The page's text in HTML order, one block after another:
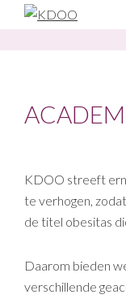
KDOO streeft
te verhogen,
de titel obesitas
Daarom bieden
verschillende